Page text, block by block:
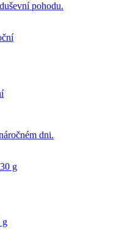
pohodu.
dni.
g